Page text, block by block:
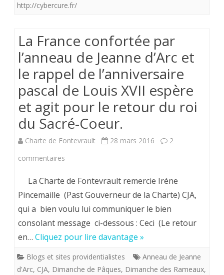
avec
http://cybercure.fr/
La France confortée par
l’anneau de Jeanne d’Arc et
le rappel de l’anniversaire
pascal de Louis XVII espère
et agit pour le retour du roi
du Sacré-Coeur.
Charte de Fontevrault 28 mars 2016
2
commentaires
France
confortée
par
La Charte de Fontevrault remercie Iréne
Pincemaille (Past Gouverneur de la Charte) CJA,
qui a bien voulu lui communiquer le bien
consolant message ci-dessous : Ceci (Le retour
en… Cliquez pour lire davantage »
Blogs et sites providentialistes
Anneau de Jeanne
d'Arc, CJA, Dimanche de Pâques, Dimanche des Rameaux,